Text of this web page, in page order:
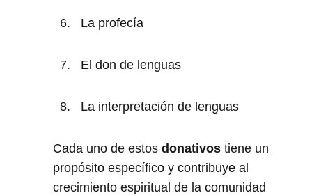
La profecía
El don de lenguas
La interpretación de lenguas
Cada uno de estos donativos tiene un
propósito específico y contribuye al
crecimiento espiritual de la comunidad